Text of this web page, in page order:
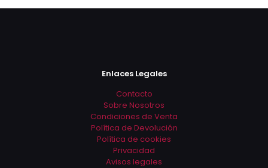
tiene
pueden
página
tiene
Enlaces Legales
Contacto
Sobre Nosotros
Condiciones de Venta
Política de Devolución
Política de cookies
Privacidad
Avisos legales